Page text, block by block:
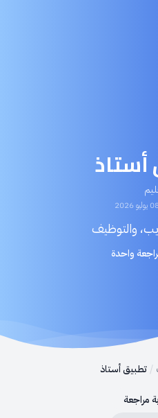
والتوظيف
واحدة
/ تطبيق أستاذ
مراجعة